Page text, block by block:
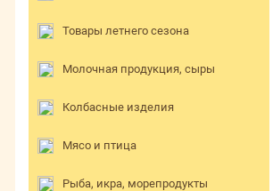
Товары летнего сезона
Молочная продукция, сыры
Колбасные изделия
Мясо и птица
Рыба, икра, морепродукты